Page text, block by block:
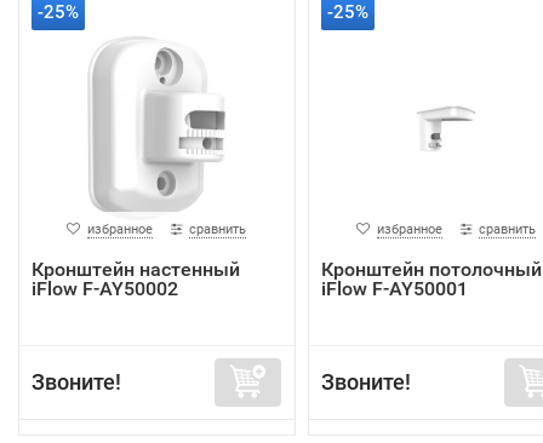
-25%
избранное сравнить
Кронштейн настенный
iFlow F-AY50002
Звоните!
-25%
избранное сравнить
Кронштейн потолочный
iFlow F-AY50001
Звоните!